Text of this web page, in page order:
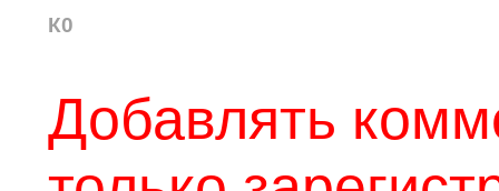
К0
Добавлять